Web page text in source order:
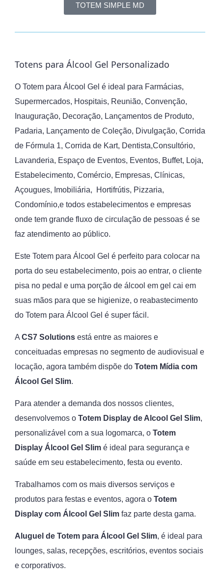
TOTEM SIMPLE MD
Totens para Álcool Gel Personalizado
O Totem para Álcool Gel é ideal para Farmácias,
Supermercados, Hospitais, Reunião, Convenção,
Inauguração, Decoração, Lançamentos de Produto,
Padaria, Lançamento de Coleção, Divulgação, Corrida
de Fórmula 1, Corrida de Kart, Dentista,Consultório,
Lavanderia, Espaço de Eventos, Eventos, Buffet, Loja,
Estabelecimento, Comércio, Empresas, Clínicas,
Açougues, Imobiliária, Hortifrútis, Pizzaria,
Condomínio,e todos estabelecimentos e empresas
onde tem grande fluxo de circulação de pessoas é se
faz atendimento ao público.
Este Totem para Álcool Gel é perfeito para colocar na
porta do seu estabelecimento, pois ao entrar, o cliente
pisa no pedal e uma porção de álcool em gel cai em
suas mãos para que se higienize, o reabastecimento
do Totem para Álcool Gel é super fácil.
A CS7 Solutions está entre as maiores e
conceituadas empresas no segmento de audiovisual e
locação, agora também dispõe do Totem Mídia com
Álcool Gel Slim.
Para atender a demanda dos nossos clientes,
desenvolvemos o Totem Display de Alcool Gel Slim,
personalizável com a sua logomarca, o Totem
Display Álcool Gel Slim é ideal para segurança e
saúde em seu estabelecimento, festa ou evento.
Trabalhamos com os mais diversos serviços e
produtos para festas e eventos, agora o Totem
Display com Álcool Gel Slim faz parte desta gama.
Aluguel de Totem para Álcool Gel Slim, é ideal para
lounges, salas, recepções, escritórios, eventos sociais
e corporativos.